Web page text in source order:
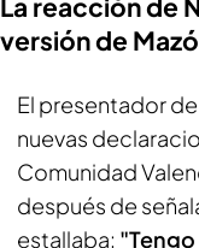
La reacción de
versión de
El presentador
nuevas
Comunidad
después de
estallaba: